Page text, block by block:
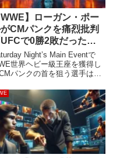
WWE】ローガン・ポー
CMパンクを痛烈批判
UFCで0勝2敗だった奴
界ヘビー級王者なら、
ってチャンピオンにな
だろ」
Night’s Main Eventで
世界ヘビー級王座を獲得し
パンクの首を狙う選手は多
す。先日のRAWでは、ポー
パンクのサポートをしたかと
きや最終的には裏切り、メリ
...